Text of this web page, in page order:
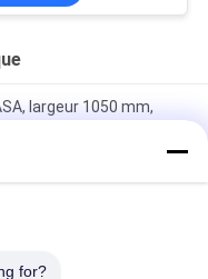
largeur 1050 mm,
Large 2,5 mm
ASA 1050 mm
for?